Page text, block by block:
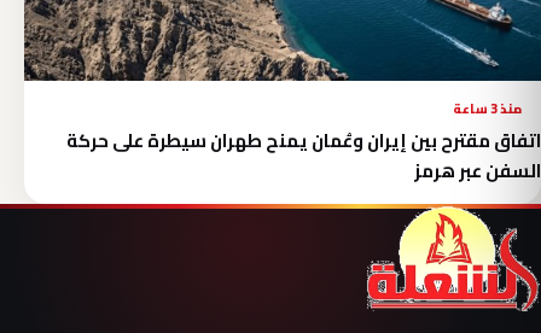
منذ 3 ساعة
اتفاق مقترح بين إيران وعُمان يمنح طهران سيطرة على حركة
السفن عبر هرمز